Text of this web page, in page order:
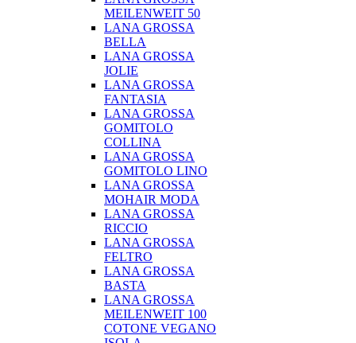
MEILENWEIT 50
LANA GROSSA
BELLA
LANA GROSSA
JOLIE
LANA GROSSA
FANTASIA
LANA GROSSA
GOMITOLO
COLLINA
LANA GROSSA
GOMITOLO LINO
LANA GROSSA
MOHAIR MODA
LANA GROSSA
RICCIO
LANA GROSSA
FELTRO
LANA GROSSA
BASTA
LANA GROSSA
MEILENWEIT 100
COTONE VEGANO